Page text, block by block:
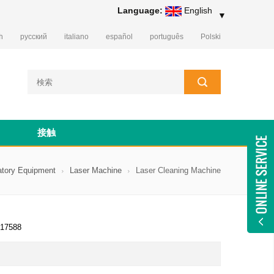
Language: English ▼
русский italiano español português Polski
接触
Equipment Laser Machine Laser Cleaning Machine